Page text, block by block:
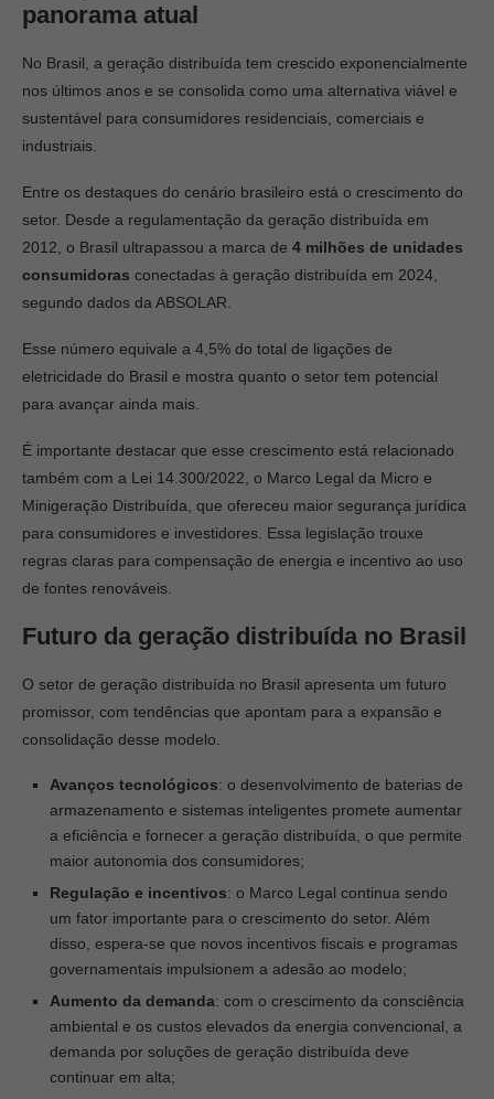
panorama atual
No Brasil, a geração distribuída tem crescido exponencialmente
nos últimos anos e se consolida como uma alternativa viável e
sustentável para consumidores residenciais, comerciais e
industriais.
Entre os destaques do cenário brasileiro está o crescimento do
setor. Desde a regulamentação da geração distribuída em
2012, o Brasil ultrapassou a marca de 4 milhões de unidades
consumidoras conectadas à geração distribuída em 2024,
segundo dados da ABSOLAR.
Esse número equivale a 4,5% do total de ligações de
eletricidade do Brasil e mostra quanto o setor tem potencial
para avançar ainda mais.
É importante destacar que esse crescimento está relacionado
também com a Lei 14.300/2022, o Marco Legal da Micro e
Minigeração Distribuída, que ofereceu maior segurança jurídica
para consumidores e investidores. Essa legislação trouxe
regras claras para compensação de energia e incentivo ao uso
de fontes renováveis.
Futuro da geração distribuída no Brasil
O setor de geração distribuída no Brasil apresenta um futuro
promissor, com tendências que apontam para a expansão e
consolidação desse modelo.
Avanços tecnológicos: o desenvolvimento de baterias de
armazenamento e sistemas inteligentes promete aumentar
a eficiência e fornecer a geração distribuída, o que permite
maior autonomia dos consumidores;
Regulação e incentivos: o Marco Legal continua sendo
um fator importante para o crescimento do setor. Além
disso, espera-se que novos incentivos fiscais e programas
governamentais impulsionem a adesão ao modelo;
Aumento da demanda: com o crescimento da consciência
ambiental e os custos elevados da energia convencional, a
demanda por soluções de geração distribuída deve
continuar em alta;